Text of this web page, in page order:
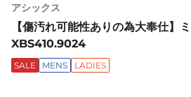
アシックス
【傷汚れ可能性ありの為大奉仕】
XBS410.9024
SALE MENS LADIES